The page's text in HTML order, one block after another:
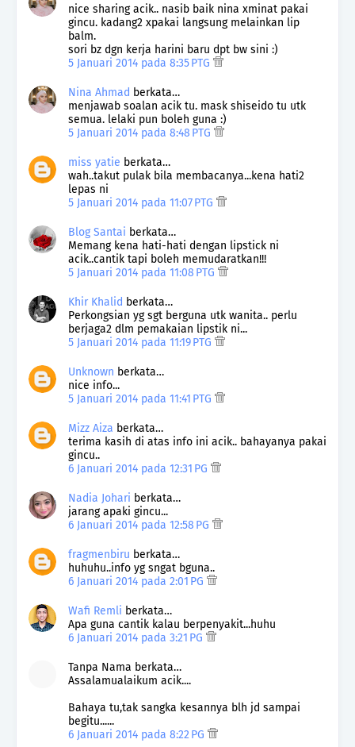
nice sharing acik.. nasib baik nina xminat pakai
gincu. kadang2 xpakai langsung melainkan lip
balm.
sori bz dgn kerja harini baru dpt bw sini :)
5 Januari 2014 pada 8:35 PTG
Nina Ahmad berkata…
menjawab soalan acik tu. mask shiseido tu utk
semua. lelaki pun boleh guna :)
5 Januari 2014 pada 8:48 PTG
miss yatie berkata…
wah..takut pulak bila membacanya...kena hati2
lepas ni
5 Januari 2014 pada 11:07 PTG
Blog Santai berkata…
Memang kena hati-hati dengan lipstick ni
acik..cantik tapi boleh memudaratkan!!!
5 Januari 2014 pada 11:08 PTG
Khir Khalid berkata…
Perkongsian yg sgt berguna utk wanita.. perlu
berjaga2 dlm pemakaian lipstik ni...
5 Januari 2014 pada 11:19 PTG
Unknown berkata…
nice info...
5 Januari 2014 pada 11:41 PTG
Mizz Aiza berkata…
terima kasih di atas info ini acik.. bahayanya pakai
gincu..
6 Januari 2014 pada 12:31 PG
Nadia Johari berkata…
jarang apaki gincu...
6 Januari 2014 pada 12:58 PG
fragmenbiru berkata…
huhuhu..info yg sngat bguna..
6 Januari 2014 pada 2:01 PG
Wafi Remli berkata…
Apa guna cantik kalau berpenyakit...huhu
6 Januari 2014 pada 3:21 PG
Tanpa Nama berkata…
Assalamualaikum acik....
Bahaya tu,tak sangka kesannya blh jd sampai
begitu......
6 Januari 2014 pada 8:22 PG